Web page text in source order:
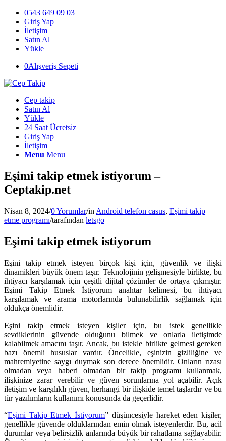
0543 649 09 03
Giriş Yap
İletişim
Satın Al
Yükle
0Alışveriş Sepeti
Cep takip
Satın Al
Yükle
24 Saat Ücretsiz
Giriş Yap
İletişim
Menu Menu
Eşimi takip etmek istiyorum –
Ceptakip.net
Nisan 8, 2024/0 Yorumlar/in Android telefon casus, Eşimi takip
etme programı/tarafından letsgo
Eşimi takip etmek istiyorum
Eşini takip etmek isteyen birçok kişi için, güvenlik ve ilişki
dinamikleri büyük önem taşır. Teknolojinin gelişmesiyle birlikte, bu
ihtiyacı karşılamak için çeşitli dijital çözümler de ortaya çıkmıştır.
Eşimi Takip Etmek İstiyorum anahtar kelimesi, bu ihtiyacı
karşılamak ve arama motorlarında bulunabilirlik sağlamak için
oldukça önemlidir.
Eşini takip etmek isteyen kişiler için, bu istek genellikle
sevdiklerinin güvende olduğunu bilmek ve onlarla iletişimde
kalabilmek amacını taşır. Ancak, bu istekle birlikte gelmesi gereken
bazı önemli hususlar vardır. Öncelikle, eşinizin gizliliğine ve
mahremiyetine saygı duymak son derece önemlidir. Onların rızası
olmadan veya haberi olmadan bir takip programı kullanmak,
ilişkinize zarar verebilir ve güven sorunlarına yol açabilir. Açık
iletişim ve karşılıklı güven, herhangi bir ilişkide temel taşlardır ve bu
tür yazılımların kullanımı konusunda da geçerlidir.
“Eşimi Takip Etmek İstiyorum” düşüncesiyle hareket eden kişiler,
genellikle güvende olduklarından emin olmak isteyenlerdir. Bu, acil
durumlar veya belirsizlik anlarında büyük bir rahatlama sağlayabilir.